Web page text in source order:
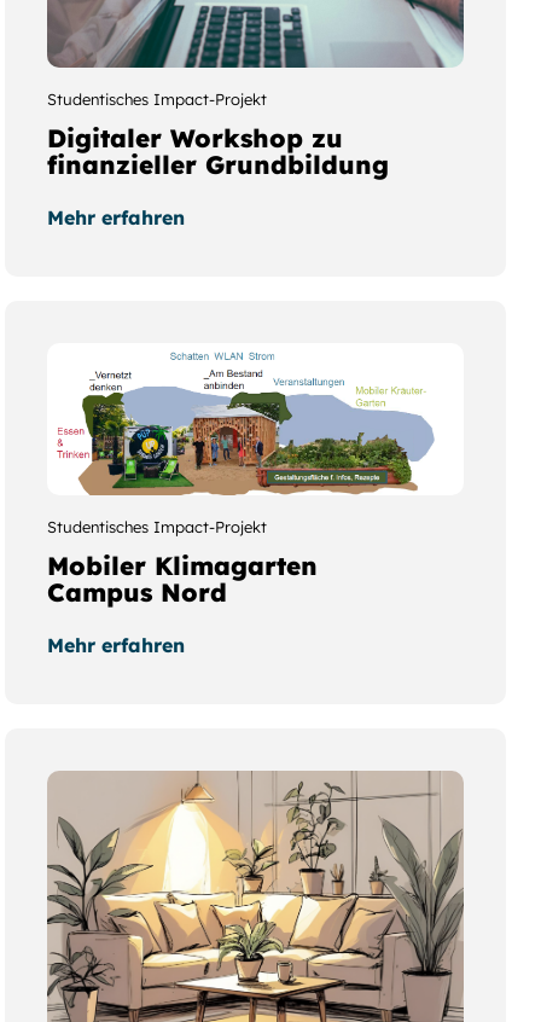
Studentisches Impact-Projekt
Digitaler Workshop zu
finanzieller Grundbildung
Mehr erfahren
Studentisches Impact-Projekt
Mobiler Klimagarten
Campus Nord
Mehr erfahren